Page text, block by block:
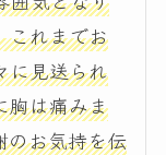
これまでお
に見送られ
胸は痛みま
のお気持を伝